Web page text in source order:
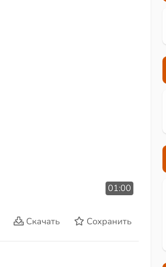
01:00
Скачать Сохранить